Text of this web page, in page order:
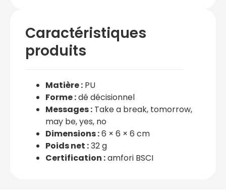
Caractéristiques
produits
Matière : PU
Forme :dé décisionnel
Messages : Take a break, tomorrow,
may be, yes, no
Dimensions :6 × 6 × 6 cm
Poids net :32 g
Certification :amfori BSCI